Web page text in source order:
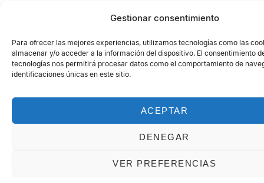
Gestionar consentimiento
Para ofrecer las mejores experiencias, utilizamos tecnologías como las
almacenar y/o acceder a la información del dispositivo. El consentimiento
tecnologías nos permitirá procesar datos como el comportamiento de
identificaciones únicas en este sitio.
ACEPTAR
DENEGAR
VER PREFERENCIAS